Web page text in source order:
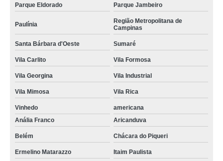
Parque Eldorado Parque Jambeiro
Paulínia
Região Metropolitana de
Campinas
Santa Bárbara d'Oeste Sumaré
Vila Carlito Vila Formosa
Vila Georgina Vila Industrial
Vila Mimosa Vila Rica
Vinhedo
americana
Anália Franco
Aricanduva
Belém Chácara do Piqueri
Ermelino Matarazzo Itaim Paulista